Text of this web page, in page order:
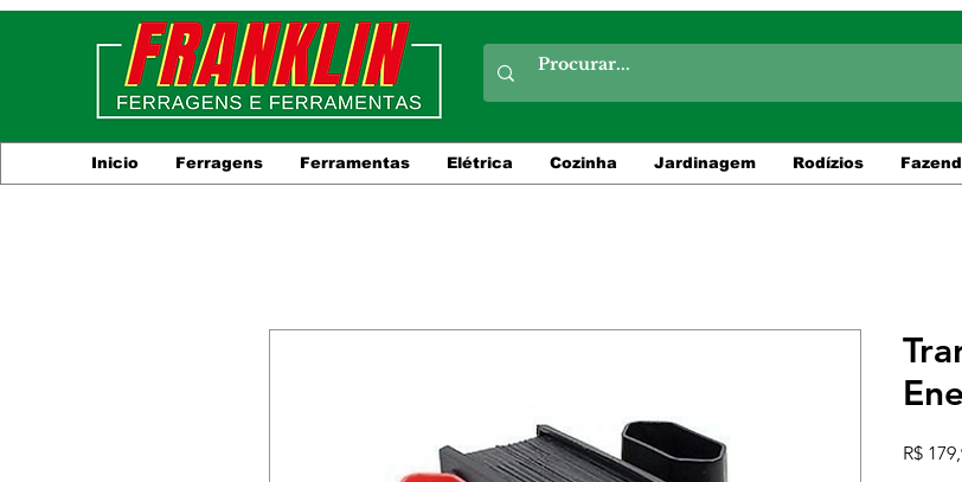
Inicio Ferragens Ferramentas Elétrica Cozinha Jardinagem Rodízios
R$